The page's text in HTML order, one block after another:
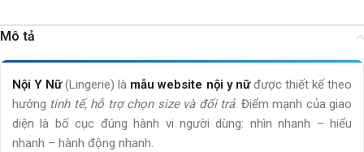
Mô tả
Nội Y Nữ(Lingerie) là mẫu website nội y nữđược thiết kế theo
hướng tinh tế, hỗ trợ chọn size và đổi trả. Điểm mạnh của giao
diện là bố cục đúng hành vi người dùng: nhìn nhanh – hiểu
nhanh – hành động nhanh.